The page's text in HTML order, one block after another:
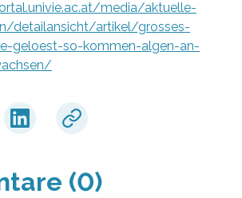
media/aktuelle-
detailansicht/artikel/grosses-
geloest-so-kommen-algen-an-
(0)